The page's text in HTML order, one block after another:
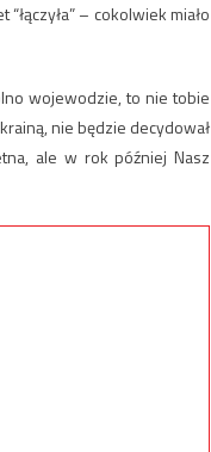
– cokolwiek miało
wojewodzie, to nie tobie
nie będzie decydował
ale w rok później Nasz